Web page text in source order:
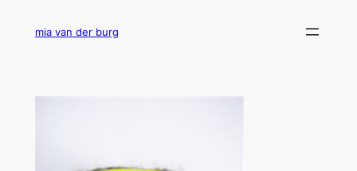
mia van der burg